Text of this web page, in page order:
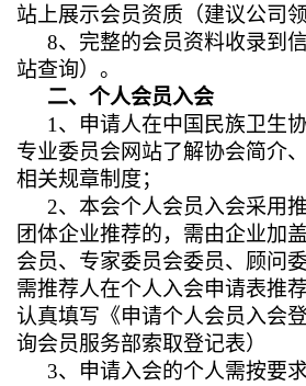
站上展示会员资质（建议公司
8、完整的会员资料收录到
站查询）。
二、个人会员入会
1 、申请人在中国民族卫生
专业委员会网站了解协会简介
相关规章制度；
2、本会个人会员入会采用
团体企业推荐的，需由企业加
会员、专家委员会委员、顾问
需推荐人在个人入会申请表推
认真填写《申请个人会员入会
询会员服务部索取登记表）
3、申请入会的个人需按要